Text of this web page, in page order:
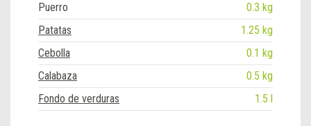
Puerro
0.3 kg
Patatas
1.25 kg
Cebolla
0.1 kg
Calabaza
0.5 kg
Fondo de verduras
1.5 l